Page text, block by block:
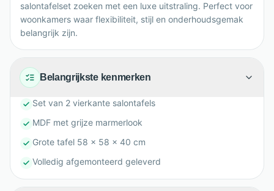
salontafelset zoeken met een luxe uitstraling. Perfect voor
woonkamers waar flexibiliteit, stijl en onderhoudsgemak
belangrijk zijn.
Belangrijkste kenmerken
Set van 2 vierkante salontafels
MDF met grijze marmerlook
Grote tafel 58 x 58 x 40 cm
Volledig afgemonteerd geleverd